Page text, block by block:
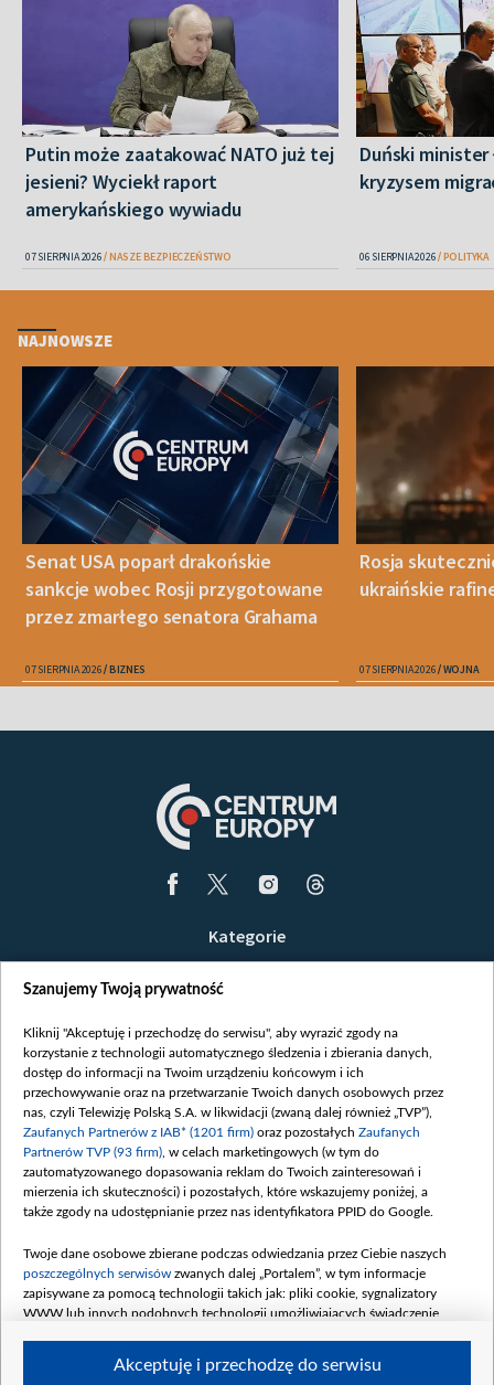
Putin może zaatakować NATO już tej
jesieni? Wyciekł raport
amerykańskiego wywiadu
07 SIERPNIA 2026 NASZE BEZPIECZEŃSTWO
Duński minister
kryzysem
06 SIERPNIA 2026 POLITYKA
NAJNOWSZE
Senat USA poparł drakońskie
sankcje wobec Rosji przygotowane
przez zmarłego senatora Grahama
07 SIERPNIA 2026 BIZNES
Rosja
ukraińskie
07 SIERPNIA 2026 WOJNA
Kategorie
Opinie
Białoruś / Polska
Czytelnia
Centrum Europy
O nas
Kontakt
Informacje o nadawcy
Serwisy partnerskie
belsat.eu
slava.tv
tvpworld.com
vot-tak.tv
Szanujemy Twoją prywatność
Kliknij "Akceptuję i przechodzę do serwisu", aby wyrazić zgody na
korzystanie z technologii automatycznego śledzenia i zbierania danych,
dostęp do informacji na Twoim urządzeniu końcowym i ich
przechowywanie oraz na przetwarzanie Twoich danych osobowych przez
nas, czyli Telewizję Polską S.A. w likwidacji (zwaną dalej również „TVP”),
Zaufanych Partnerów z IAB* (1201 firm) oraz pozostałych Zaufanych
Partnerów TVP (93 firm) , w celach marketingowych (w tym do
zautomatyzowanego dopasowania reklam do Twoich zainteresowań i
mierzenia ich skuteczności) i pozostałych, które wskazujemy poniżej, a
także zgody na udostępnianie przez nas identyfikatora PPID do Google.
Twoje dane osobowe zbierane podczas odwiedzania przez Ciebie naszych
poszczególnych serwisów zwanych dalej „Portalem”, w tym informacje
zapisywane za pomocą technologii takich jak: pliki cookie, sygnalizatory
WWW lub innych podobnych technologii umożliwiających świadczenie
Akceptuję i przechodzę do serwisu